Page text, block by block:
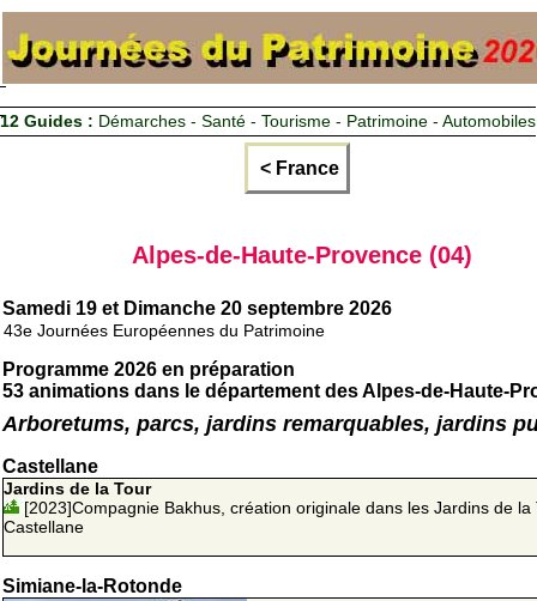
12 Guides : Démarches - Santé - Tourisme - Patrimoine - Automobiles
< France
Alpes-de-Haute-Provence (04)
Samedi 19 et Dimanche 20 septembre 2026
43e Journées Européennes du Patrimoine
Programme 2026 en préparation
53 animations dans le département des Alpes-de-Haute-
Arboretums, parcs, jardins remarquables, jardins
Castellane
Jardins de la Tour
[2023]Compagnie Bakhus, création originale dans les Jardins de la
Castellane
Simiane-la-Rotonde